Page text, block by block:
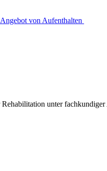
Angebot von Aufenthalten
unter